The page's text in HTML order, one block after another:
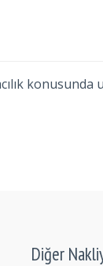
konusunda
Diğer